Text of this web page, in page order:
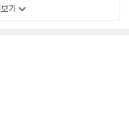
병역거부 문제를 두고 완전히 ‘새
책은 바로 이때를 한국 사회에서
문제작이다. 그리하여 양심적 병
대체복무제의 성취 과정, 대체복
분화ㆍ전환, 정치적 병역거부자
기